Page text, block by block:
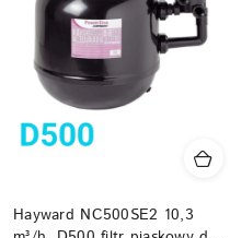
Hayward NC500SE2 10,3